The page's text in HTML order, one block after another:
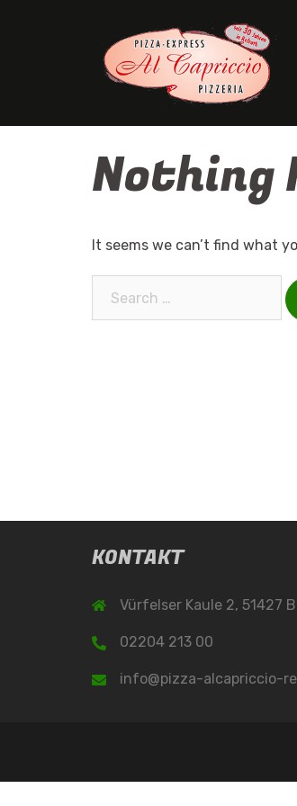
Nothing
It seems we can’t find what
KONTAKT
Vürfelser Kaule 2, 51427
02204 213 00
info@pizza-alcapriccio-